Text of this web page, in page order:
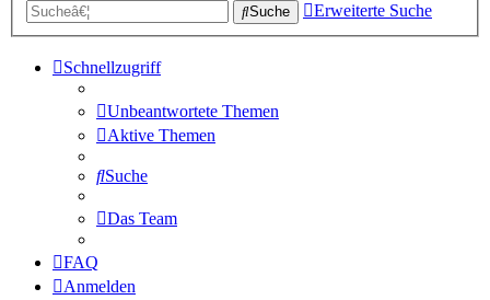
Suche Erweiterte Suche
Schnellzugriff
Unbeantwortete Themen
Aktive Themen
Suche
Das Team
FAQ
Anmelden